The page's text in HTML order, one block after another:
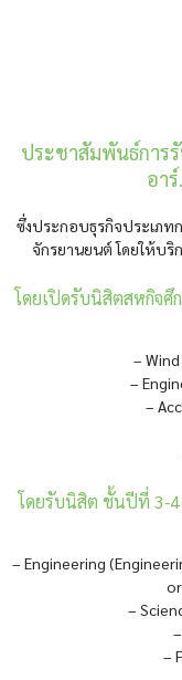
ประชาสัมพันธ์การ
อา
ซึ่งประกอบธุรกิจประเภท
จักรยานยนต์ โดยให้บริ
โดยเปิดรับนิสิตสหกิจศึ
–
–
–
โดยรับนิสิต ชั้นปีที่ 3-
– Engineering
–
–